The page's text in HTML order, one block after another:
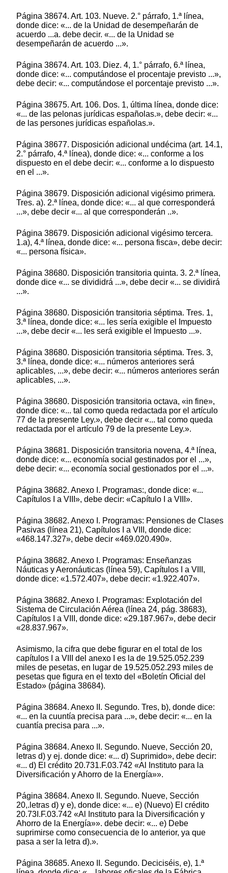
Página 38674. Art. 103. Nueve. 2.° párrafo, 1.ª línea,
donde dice: «... de la Unidad de desempeñarán de
acuerdo ...a. debe decir. «... de la Unidad se
desempeñarán de acuerdo ...».
Página 38674. Art. 103. Diez. 4, 1.° párrafo, 6.ª línea,
donde dice: «... computándose el procentaje previsto ...»,
debe decir: «... computándose el porcentaje previsto ...».
Página 38675. Art. 106. Dos. 1, última línea, donde dice:
«... de las pelonas jurídicas españolas.», debe decir: «...
de las persones jurídicas españolas.».
Página 38677. Disposición adicional undécima (art. 14.1,
2.° párrafo, 4.ª línea), donde dice: «... conforme a los
dispuesto en el debe decir: «... conforme a lo dispuesto
en el ...».
Página 38679. Disposición adicional vigésimo primera.
Tres. a). 2.ª línea, donde dice: «... al que corresponderá
...», debe decir «... al que corresponderán ..».
Página 38679. Disposición adicional vigésimo tercera.
1.a), 4.ª línea, donde dice: «... persona fisca», debe decir:
«... persona física».
Página 38680. Disposición transitoria quinta. 3. 2.ª línea,
donde dice «... se divididrá ...», debe decir «... se dividirá
...».
Página 38680. Disposición transitoria séptima. Tres. 1,
3.ª línea, donde dice: «... les sería exigible el Impuesto
...», debe decir «... les será exigible el Impuesto ...».
Página 38680. Disposición transitoria séptima. Tres. 3,
3.ª línea, donde dice: «... números anteriores será
aplicables, ...», debe decir: «... números anteriores serán
aplicables, ...».
Página 38680. Disposición transitoria octava, «in fine»,
donde dice: «... tal como queda redactada por el artículo
77 de la presente Ley.», debe decir «... tal como queda
redactada por el artículo 79 de la presente Ley.».
Página 38681. Disposición transitoria novena, 4.ª línea,
donde dice: «... economía social gestinados por el ...»,
debe decir: «... economía social gestionados por el ...».
Página 38682. Anexo I. Programas:, donde dice: «...
Capítulos I a VIII», debe decir: «Capítulo I a VIII».
Página 38682. Anexo I. Programas: Pensiones de Clases
Pasivas (línea 21), Capítulos I a VIII, donde dice:
«468.147.327», debe decir «469.020.490».
Página 38682. Anexo I. Programas: Enseñanzas
Náuticas y Aeronáuticas (línea 59), Capítulos I a VIII,
donde dice: «1.572.407», debe decir: «1.922.407».
Página 38682. Anexo I. Programas: Explotación del
Sistema de Circulación Aérea (línea 24, pág. 38683),
Capítulos I a VIII, donde dice: «29.187.967», debe decir
«28.837.967».
Asimismo, la cifra que debe figurar en el total de los
capítulos I a VIII del anexo I es la de 19.525.052.239
miles de pesetas, en lugar de 19.525.052.293 miles de
pesetas que figura en el texto del «Boletín Oficial del
Estado» (página 38684).
Página 38684. Anexo II. Segundo. Tres, b), donde dice:
«... en la cuuntía precisa para ...», debe decir: «... en la
cuantía precisa para ...».
Página 38684. Anexo II. Segundo. Nueve, Sección 20,
letras d) y ej. donde dice: «... d) Suprimido», debe decir:
«... d) El crédito 20.731.F.03.742 «Al Instituto para la
Diversificación y Ahorro de la Energía»».
Página 38684. Anexo II. Segundo. Nueve, Sección
20,.letras d) y e), donde dice: «... e) (Nuevo) El crédito
20.73I.F.03.742 «Al Instituto para la Diversificación y
Ahorro de la Energía»». debe decir: «... e) Debe
suprimirse como consecuencia de lo anterior, ya que
pasa a ser la letra d).».
Página 38685. Anexo II. Segundo. Deciciséis, e), 1.ª